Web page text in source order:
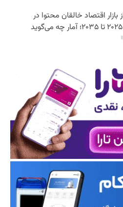
اقتصاد خالقان محتوا در